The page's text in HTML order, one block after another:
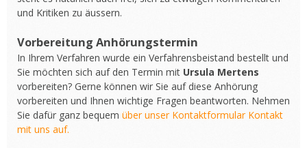
und Kritiken zu äussern.
Vorbereitung Anhörungstermin
In Ihrem Verfahren wurde ein Verfahrensbeistand bestellt und
Sie möchten sich auf den Termin mit Ursula Mertens
vorbereiten? Gerne können wir Sie auf diese Anhörung
vorbereiten und Ihnen wichtige Fragen beantworten. Nehmen
Sie dafür ganz bequem über unser Kontaktformular Kontakt
mit uns auf.